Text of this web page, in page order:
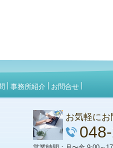
事務所紹介 お問合せ
お気軽に